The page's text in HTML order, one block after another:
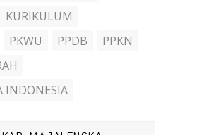
KURIKULUM
PKWU PPDB
PPKN
INDONESIA